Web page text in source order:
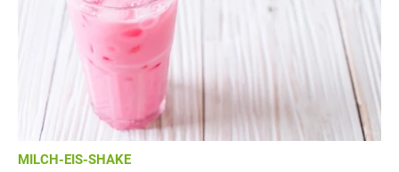
MILCH-EIS-SHAKE